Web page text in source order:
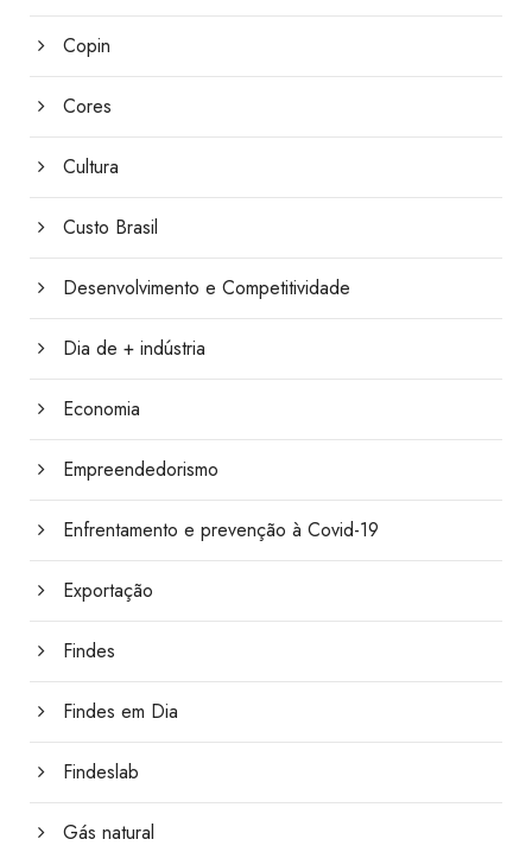
Copin
Cores
Cultura
Custo Brasil
Desenvolvimento e Competitividade
Dia de + indústria
Economia
Empreendedorismo
Enfrentamento e prevenção à Covid-19
Exportação
Findes
Findes em Dia
Findeslab
Gás natural